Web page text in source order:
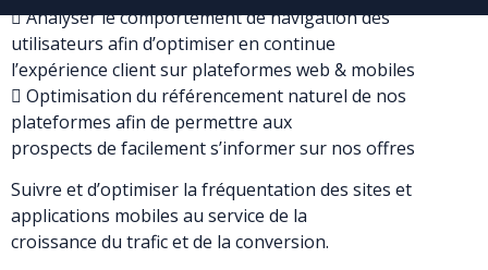
 Analyser le comportement de navigation des
utilisateurs afin d’optimiser en continue
l’expérience client sur plateformes web & mobiles
 Optimisation du référencement naturel de nos
plateformes afin de permettre aux
prospects de facilement s’informer sur nos offres
Suivre et d’optimiser la fréquentation des sites et
applications mobiles au service de la
croissance du trafic et de la conversion.